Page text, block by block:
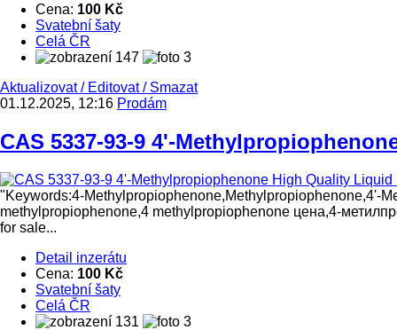
Cena: 100 Kč
Svatební šaty
Celá ČR
147
3
Aktualizovat/ Editovat/ Smazat
01.12.2025, 12:16 Prodám
CAS 5337-93-9 4'-
"Keywords:4-Methylpropiophenone,Methylpropiophenone,4'-
methylpropiophenone,4 methylpropiophenone цена,4-
for sale...
Detail inzerátu
Cena: 100 Kč
Svatební šaty
Celá ČR
131
3